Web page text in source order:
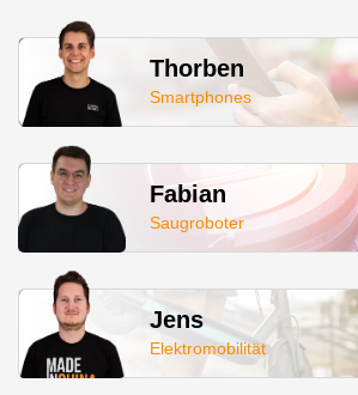
Thorben
Smartphones
Fabian
Saugroboter
Jens
Elektromobilität